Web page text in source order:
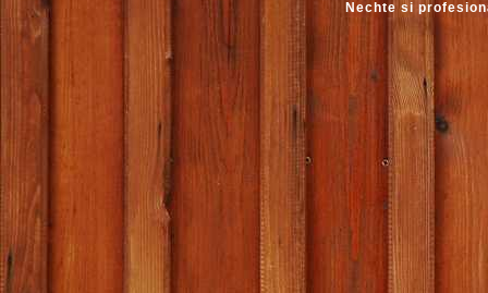
Nechte si